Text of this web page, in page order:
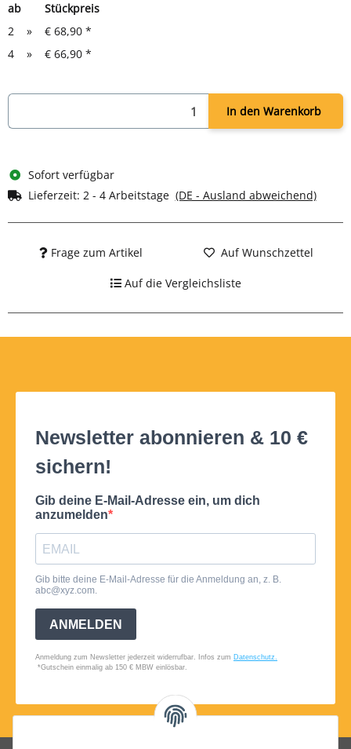
Zur Wandmontage, inkl. Montageset (Schrauben & Dübel)
Außenmaß: H 455 × B 350 × T 150 mm
Symbolaufkleber, Montageset
ab
Stückpreis
2
» € 68,90 *
4
» € 66,90 *
In den Warenkorb
Sofort verfügbar
Lieferzeit: 2 - 4 Arbeitstage (DE - Ausland abweichend)
Frage zum Artikel Auf Wunschzettel
Auf die Vergleichsliste